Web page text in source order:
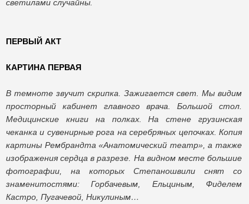
светилами случайны.
ПЕРВЫЙ АКТ
КАРТИНА ПЕРВАЯ
В темноте звучит скрипка. Зажигается свет. Мы видим
просторный кабинет главного врача. Большой стол.
Медицинские книги на полках. На стене грузинская
чеканка и сувенирные рога на серебряных цепочках. Копия
картины Рембрандта «Анатомический театр», а также
изображения сердца в разрезе. На видном месте большие
фотографии, на которых Степаношвили снят со
знаменитостями: Горбачевым, Ельциным, Фиделем
Кастро, Пугачевой, Никулиным…